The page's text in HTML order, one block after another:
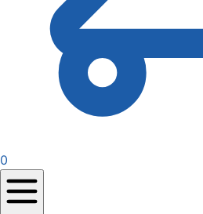
0